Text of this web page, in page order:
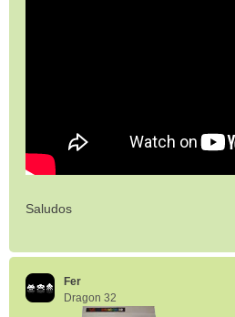
Saludos
Fer
Dragon 32